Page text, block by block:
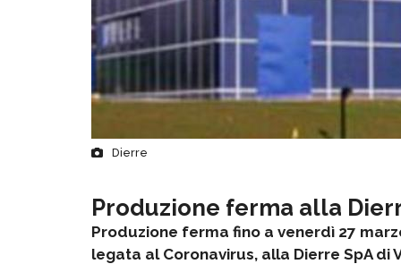
Dierre
Produzione ferma alla
Produzione ferma fino a venerdì 27
legata al Coronavirus, alla Dierre SpA